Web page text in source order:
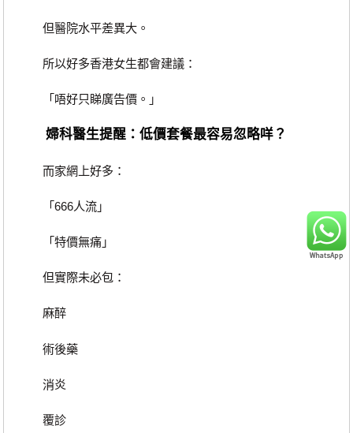
但醫院水平差異大。
所以好多香港女生都會建議：
「唔好只睇廣告價。」
婦科醫生提醒：低價套餐最容易忽略咩？
而家網上好多：
「666人流」
「特價無痛」
但實際未必包：
麻醉
術後藥
消炎
覆診